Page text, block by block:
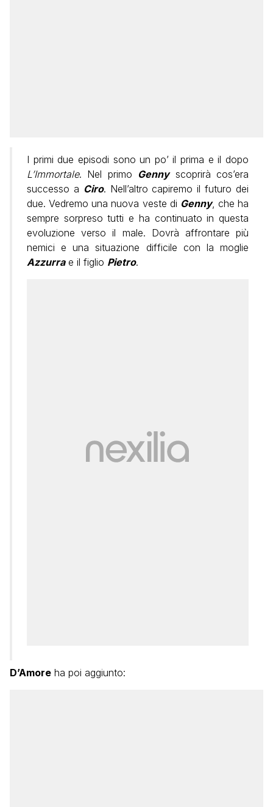
I primi due episodi sono un po’ il prima e il dopo
L’Immortale. Nel primo Gennyscoprirà cos’era
successo a Ciro. Nell’altro capiremo il futuro dei
due. Vedremo una nuova veste di Genny, che ha
sempre sorpreso tutti e ha continuato in questa
evoluzione verso il male. Dovrà affrontare più
nemici e una situazione difficile con la moglie
Azzurrae il figlio Pietro.
D’Amore ha poi aggiunto: